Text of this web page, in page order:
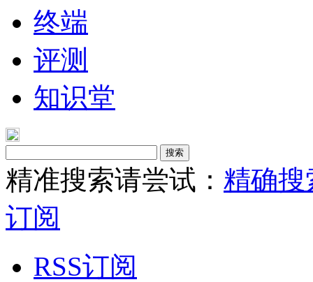
终端
评测
知识堂
搜索
精准搜索请尝试： 精确搜
订阅
RSS订阅